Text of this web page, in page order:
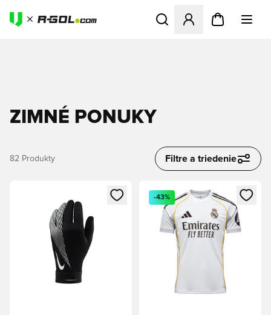
Otvorí modál na
ZIMNÉ PONUKY
82 Produkty Filtre a triedenie
Otvorí modál na prihlásenie alebo registráciu ako člen
Otvorí modál na prihlásenie
-43%